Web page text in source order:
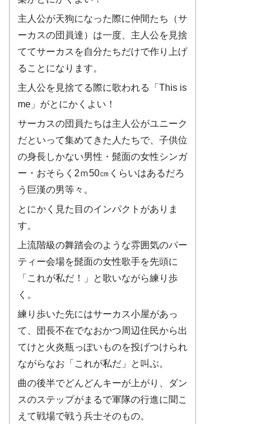
主人公が天狗になった際に仲間たち（サ
ーカスの団員達）は一度、主人公を見捨
ててサーカスを自分たちだけで作り上げ
ることになります。
主人公を見捨てる際に歌われる「This is
me」がとにかくよい！
サーカスの団員たちは主人公がユニーク
だといって集めてきた人たちで、子供位
の身長しかない男性・髭面の女性シンガ
ー・おそらく2ｍ50㎝くらいはあるだろ
う巨漢の男等々。
とにかく見た目のインパクトがありま
す。
上流階級の舞踏会のような雰囲気のパー
ティー会場を髭面の女性歌手を先頭に
「これが私だ！」と歌いながら練り歩
く。
練り歩いた先にはサーカス小屋があっ
て、団長不在でなおかつ周辺住民から出
てけと火炎瓶っぽいものを投げつけられ
ながらなお「これが私だ」と叫ぶ。
曲の後半でどんどんキーが上がり、ダン
スのステップがまるで軍隊の行進に聞こ
えて戦場で戦う兵士そのもの。